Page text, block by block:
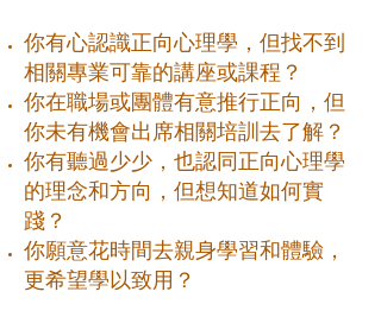
你有心認識正向心理學，但找不到
相關專業可靠的講座或課程？
你在職場或團體有意推行正向，但
你未有機會出席相關培訓去了解？
你有聽過少少，也認同正向心理學
的理念和方向，但想知道如何實
踐？
你願意花時間去親身學習和體驗，
更希望學以致用？